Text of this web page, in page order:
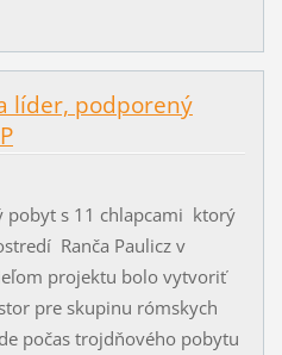
líder, podporený
pobyt s 11 chlapcami ktorý
Ranča Paulicz v
projektu bolo vytvoriť
pre skupinu rómskych
počas trojdňového pobytu